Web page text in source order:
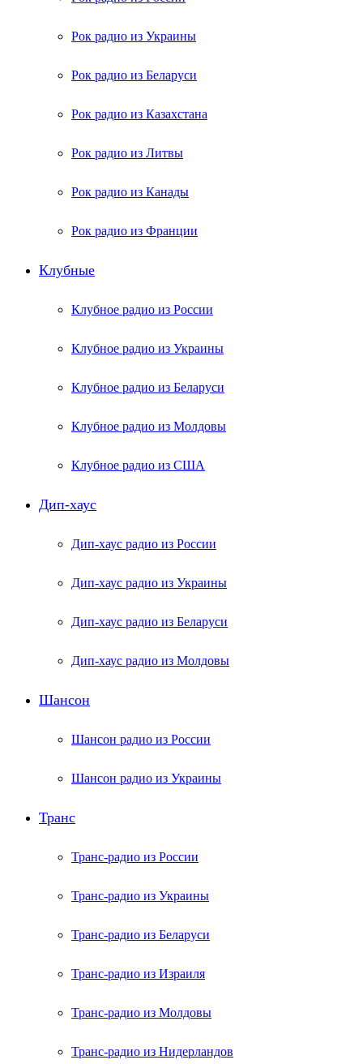
Рок радио из Украины
Рок радио из Беларуси
Рок радио из Казахстана
Рок радио из Литвы
Рок радио из Канады
Рок радио из Франции
Клубные
Клубное радио из России
Клубное радио из Украины
Клубное радио из Беларуси
Клубное радио из Молдовы
Клубное радио из США
Дип-хаус
Дип-хаус радио из России
Дип-хаус радио из Украины
Дип-хаус радио из Беларуси
Дип-хаус радио из Молдовы
Шансон
Шансон радио из России
Шансон радио из Украины
Транс
Транс-радио из России
Транс-радио из Украины
Транс-радио из Беларуси
Транс-радио из Израиля
Транс-радио из Молдовы
Транс-радио из Нидерландов